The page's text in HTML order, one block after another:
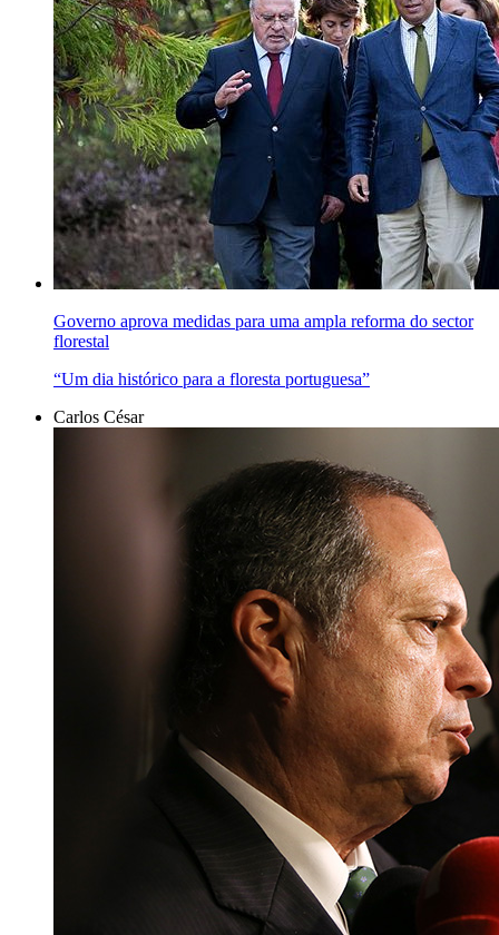
Governo aprova medidas para uma ampla reforma do sector
florestal
“Um dia histórico para a floresta portuguesa”
Carlos César